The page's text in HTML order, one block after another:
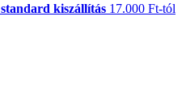
kiszállítás 17.000 Ft-tól